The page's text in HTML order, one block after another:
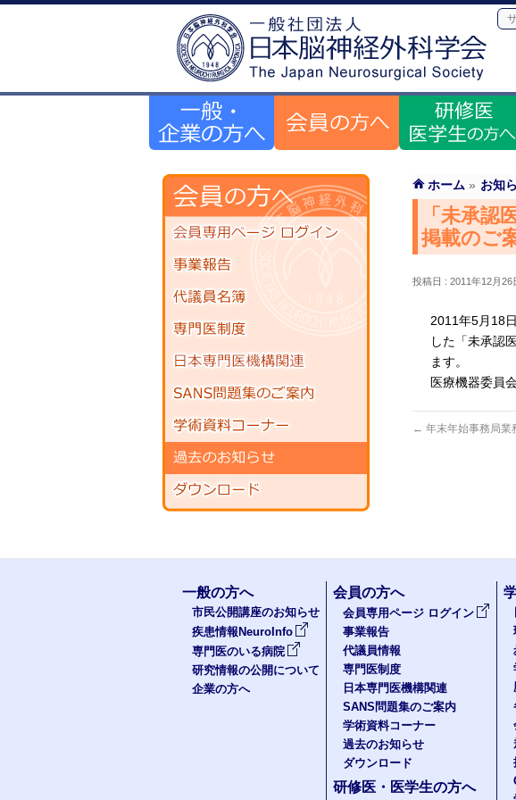
ホーム » お知
「未承
掲載のご
投稿日 : 2011年12月26
2011年5月18
した「未承認
ます。
医療機器委
← 年末年始事務局業
一般の方へ
市民公開講座のお知らせ
疾患情報NeuroInfo
専門医のいる病院
研究情報の公開について
企業の方へ
会員の方へ
会員専用ページ ログイン
事業報告
代議員情報
専門医制度
日本専門医機構関連
SANS問題集のご案内
学術資料コーナー
過去のお知らせ
ダウンロード
研修医・医学生の方へ